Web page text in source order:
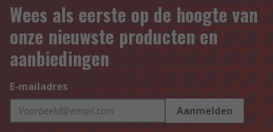
Wees als eerste op de hoogte van
onze nieuwste producten en
aanbiedingen
E-mailadres
Aanmelden